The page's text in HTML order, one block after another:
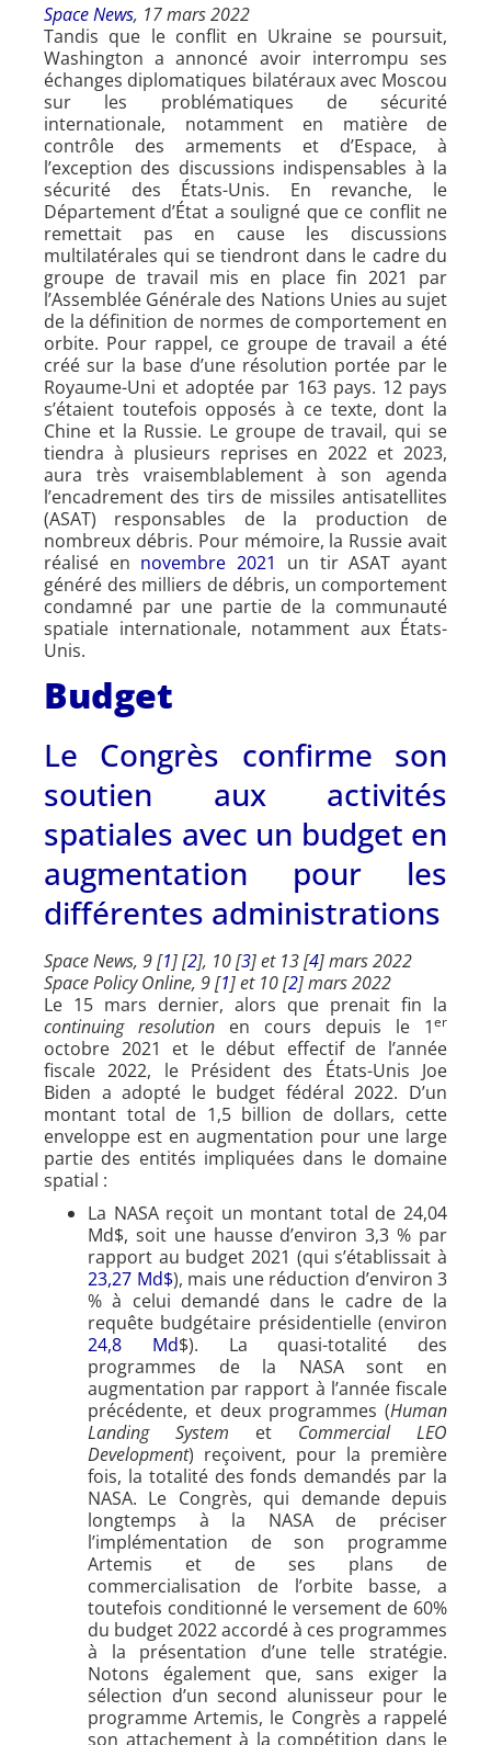
Space News, 17 mars 2022
Tandis que le conflit en Ukraine se poursuit,
Washington a annoncé avoir interrompu ses
échanges diplomatiques bilatéraux avec Moscou
sur les problématiques de sécurité
internationale, notamment en matière de
contrôle des armements et d’Espace, à
l’exception des discussions indispensables à la
sécurité des États-Unis. En revanche, le
Département d’État a souligné que ce conflit ne
remettait pas en cause les discussions
multilatérales qui se tiendront dans le cadre du
groupe de travail mis en place fin 2021 par
l’Assemblée Générale des Nations Unies au sujet
de la définition de normes de comportement en
orbite. Pour rappel, ce groupe de travail a été
créé sur la base d’une résolution portée par le
Royaume-Uni et adoptée par 163 pays. 12 pays
s’étaient toutefois opposés à ce texte, dont la
Chine et la Russie. Le groupe de travail, qui se
tiendra à plusieurs reprises en 2022 et 2023,
aura très vraisemblablement à son agenda
l’encadrement des tirs de missiles antisatellites
(ASAT) responsables de la production de
nombreux débris. Pour mémoire, la Russie avait
réalisé en novembre 2021
un tir ASAT ayant
généré des milliers de débris, un comportement
condamné par une partie de la communauté
spatiale internationale, notamment aux États-
Unis.
Budget
Le Congrès confirme son
soutien aux activités
spatiales avec un budget en
augmentation pour les
différentes administrations
Space News, 9 [1] [2], 10 [3] et 13 [4] mars 2022
Space Policy Online, 9 [1] et 10 [2] mars 2022
Le 15 mars dernier, alors que prenait fin la
continuing resolution en cours depuis le 1er
octobre 2021 et le début effectif de l’année
fiscale 2022, le Président des États-Unis Joe
Biden a adopté le budget fédéral 2022. D’un
montant total de 1,5 billion de dollars, cette
enveloppe est en augmentation pour une large
partie des entités impliquées dans le domaine
spatial :
La NASA reçoit un montant total de 24,04
Md$, soit une hausse d’environ 3,3 % par
rapport au budget 2021 (qui s’établissait à
23,27 Md$), mais une réduction d’environ 3
% à celui demandé dans le cadre de la
requête budgétaire présidentielle (environ
24,8 Md$). La quasi-totalité des
programmes de la NASA sont en
augmentation par rapport à l’année fiscale
précédente, et deux programmes (Human
Landing System et Commercial LEO
Development) reçoivent, pour la première
fois, la totalité des fonds demandés par la
NASA. Le Congrès, qui demande depuis
longtemps à la NASA de préciser
l’implémentation de son programme
Artemis et de ses plans de
commercialisation de l’orbite basse, a
toutefois conditionné le versement de 60%
du budget 2022 accordé à ces programmes
à la présentation d’une telle stratégie.
Notons également que, sans exiger la
sélection d’un second alunisseur pour le
programme Artemis, le Congrès a rappelé
son attachement à la compétition dans le